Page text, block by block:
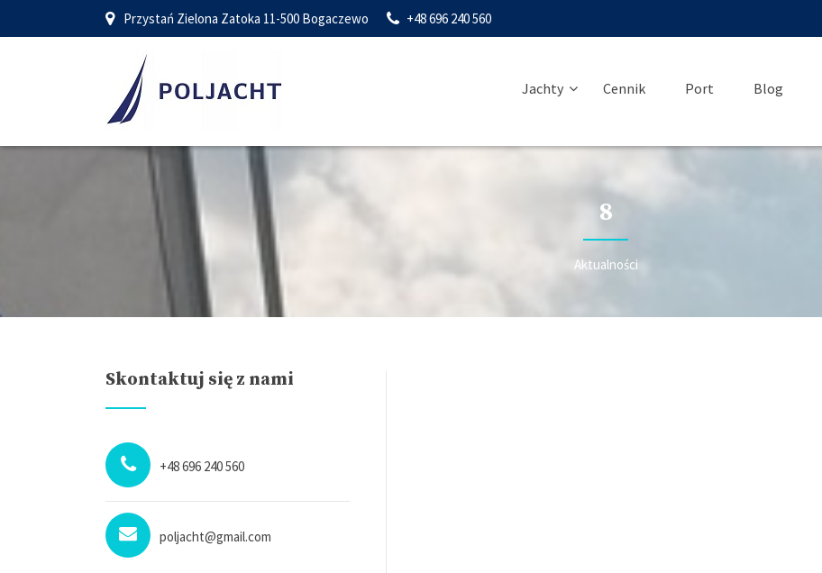
Przystań Zielona Zatoka 11-500 Bogaczewo +48 696 240 560
Jachty Cennik Port Blog
8
Aktualności
Skontaktuj się z nami
+48 696 240 560
poljacht@gmail.com